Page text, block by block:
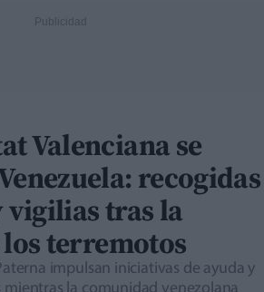
Valenciana se
recogidas
tras la
terremotos
impulsan iniciativas de ayuda y